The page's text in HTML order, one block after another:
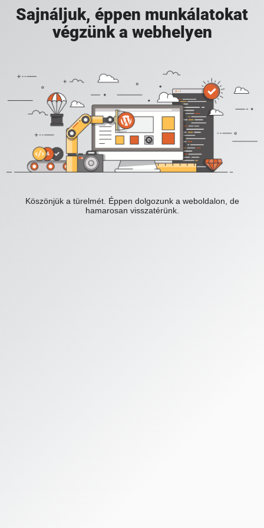
Sajnáljuk, éppen munkálatokat
végzünk a webhelyen
Köszönjük a türelmét. Éppen dolgozunk a weboldalon, de
hamarosan visszatérünk.